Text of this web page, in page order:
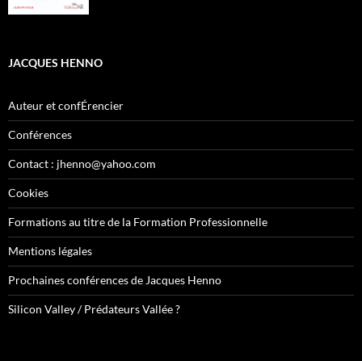
JACQUES HENNO
Auteur et confÉrencier
Conférences
Contact : jhenno@yahoo.com
Cookies
Formations au titre de la Formation Professionnelle
Mentions légales
Prochaines conférences de Jacques Henno
Silicon Valley / Prédateurs Vallée ?